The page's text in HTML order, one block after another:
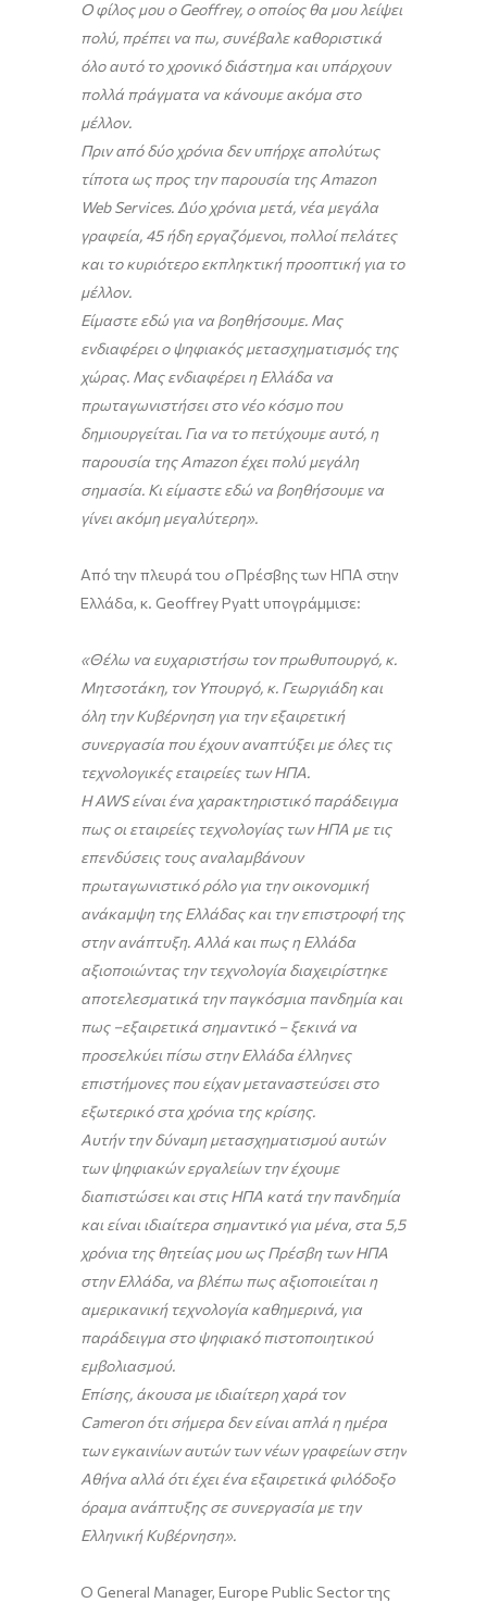
Ο φίλος μου ο Geoffrey, ο οποίος θα μου λείψει
πολύ, πρέπει να πω, συνέβαλε καθοριστικά
όλο αυτό το χρονικό διάστημα και υπάρχουν
πολλά πράγματα να κάνουμε ακόμα στο
μέλλον.
Πριν από δύο χρόνια δεν υπήρχε απολύτως
τίποτα ως προς την παρουσία της Amazon
Web Services. Δύο χρόνια μετά, νέα μεγάλα
γραφεία, 45 ήδη εργαζόμενοι, πολλοί πελάτες
και το κυριότερο εκπληκτική προοπτική για το
μέλλον.
Είμαστε εδώ για να βοηθήσουμε. Μας
ενδιαφέρει ο ψηφιακός μετασχηματισμός της
χώρας. Μας ενδιαφέρει η Ελλάδα να
πρωταγωνιστήσει στο νέο κόσμο που
δημιουργείται. Για να το πετύχουμε αυτό, η
παρουσία της Amazon έχει πολύ μεγάλη
σημασία. Κι είμαστε εδώ να βοηθήσουμε να
γίνει ακόμη μεγαλύτερη».
Από την πλευρά του οΠρέσβης των ΗΠΑ στην
Ελλάδα, κ. Geoffrey Pyatt υπογράμμισε:
«Θέλω να ευχαριστήσω τον πρωθυπουργό, κ.
Μητσοτάκη, τον Υπουργό, κ. Γεωργιάδη και
όλη την Κυβέρνηση για την εξαιρετική
συνεργασία που έχουν αναπτύξει με όλες τις
τεχνολογικές εταιρείες των ΗΠΑ.
Η AWS είναι ένα χαρακτηριστικό παράδειγμα
πως οι εταιρείες τεχνολογίας των ΗΠΑ με τις
επενδύσεις τους αναλαμβάνουν
πρωταγωνιστικό ρόλο για την οικονομική
ανάκαμψη της Ελλάδας και την επιστροφή της
στην ανάπτυξη. Αλλά και πως η Ελλάδα
αξιοποιώντας την τεχνολογία διαχειρίστηκε
αποτελεσματικά την παγκόσμια πανδημία και
πως –εξαιρετικά σημαντικό – ξεκινά να
προσελκύει πίσω στην Ελλάδα έλληνες
επιστήμονες που είχαν μεταναστεύσει στο
εξωτερικό στα χρόνια της κρίσης.
Αυτήν την δύναμη μετασχηματισμού αυτών
των ψηφιακών εργαλείων την έχουμε
διαπιστώσει και στις ΗΠΑ κατά την πανδημία
και είναι ιδιαίτερα σημαντικό για μένα, στα 5,5
χρόνια της θητείας μου ως Πρέσβη των ΗΠΑ
στην Ελλάδα, να βλέπω πως αξιοποιείται η
αμερικανική τεχνολογία καθημερινά, για
παράδειγμα στο ψηφιακό πιστοποιητικού
εμβολιασμού.
Επίσης, άκουσα με ιδιαίτερη χαρά τον
Cameronότι σήμερα δεν είναι απλά η ημέρα
των εγκαινίων αυτών των νέων γραφείων στην
Αθήνα αλλά ότι έχει ένα εξαιρετικά φιλόδοξο
όραμα ανάπτυξης σε συνεργασία με την
Ελληνική Κυβέρνηση».
O General Manager, Europe Public Sector της